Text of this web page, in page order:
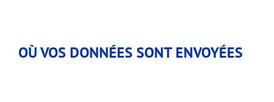
OÙ VOS DONNÉES SONT ENVOYÉES